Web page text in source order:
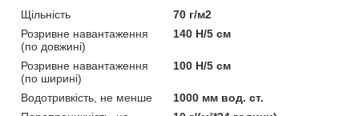
Щільність
70 г/м2
Розривне навантаження
(по довжині)
140 Н/5 см
Розривне навантаження
(по ширині)
100 Н/5 см
Водотривкість, не менше
1000 мм вод. ст.